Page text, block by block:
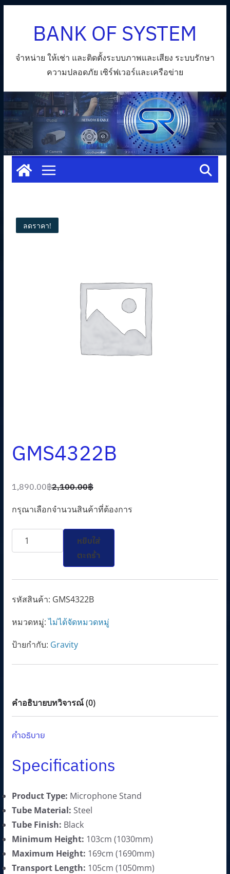
BANK OF SYSTEM
จำหน่าย ให้เช่า และติดตั้งระบบภาพและเสียง ระบบรักษา
ความปลอดภัย เซิร์ฟเวอร์และเครือข่าย
ลดราคา!
GMS4322B
2,100.00฿
O
r
i
a
r
e
s
2
1
0
.
0
0
฿
.
1,890.00฿
C
u
e
t
i
i
1
8
0
0
0
฿
.
กรุณาเลือกจำนวนสินค้าที่ต้องการ
จำนวน
GMS4322B
หยิบใส่
ตะกร้า
รหัสสินค้า: GMS4322B
หมวดหมู่:ไม่ได้จัดหมวดหมู่
ป้ายกำกับ: Gravity
คำอธิบายบทวิจารณ์ (0)
คำอธิบาย
Specifications
Product Type: Microphone Stand
Tube Material: Steel
Tube Finish: Black
Minimum Height: 103cm (1030mm)
Maximum Height: 169cm (1690mm)
Transport Length: 105cm (1050mm)